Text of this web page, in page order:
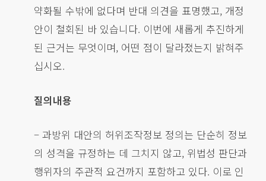
약화될 수밖에 없다며 반대 의견을 표명했고, 개정
안이 철회된 바 있습니다. 이번에 새롭게 추진하게
된 근거는 무엇이며, 어떤 점이 달라졌는지 밝혀주
십시오.
질의내용
– 과방위 대안의 허위조작정보 정의는 단순히 정보
의 성격을 규정하는 데 그치지 않고, 위법성 판단과
행위자의 주관적 요건까지 포함하고 있다. 이로 인